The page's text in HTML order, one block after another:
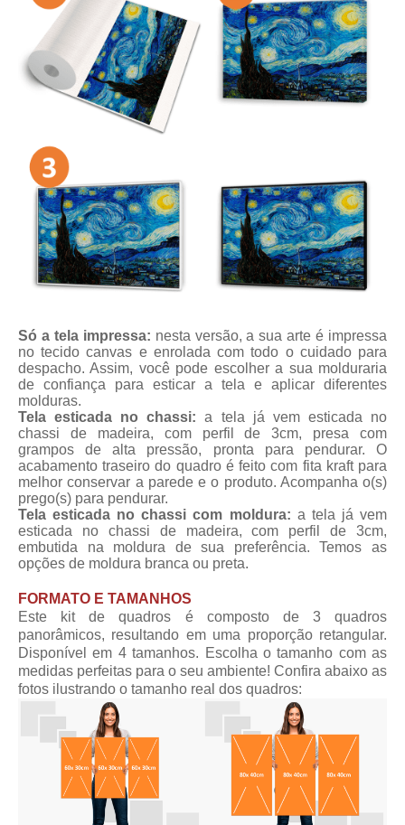
Só a tela impressa: nesta versão, a sua arte é impressa
no tecido canvas e enrolada com todo o cuidado para
despacho. Assim, você pode escolher a sua molduraria
de confiança para esticar a tela e aplicar diferentes
molduras.
Tela esticada no chassi: a tela já vem esticada no
chassi de madeira, com perfil de 3cm, presa com
grampos de alta pressão, pronta para pendurar. O
acabamento traseiro do quadro é feito com fita kraft para
melhor conservar a parede e o produto. Acompanha o(s)
prego(s) para pendurar.
Tela esticada no chassi com moldura: a tela já vem
esticada no chassi de madeira, com perfil de 3cm,
embutida na moldura de sua preferência. Temos as
opções de moldura branca ou preta.
FORMATO E TAMANHOS
Este kit de quadros é composto de 3 quadros
panorâmicos, resultando em uma proporção retangular.
Disponível em 4 tamanhos. Escolha o tamanho com as
medidas perfeitas para o seu ambiente! Confira abaixo as
fotos ilustrando o tamanho real dos quadros: